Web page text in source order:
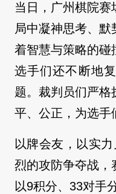
当日，广州棋院
局中凝神思考、
着智慧与策略的碰
选手们还不断地
题。裁判员们严格
平、公正，为选手
以牌会友，以实
烈的攻防争夺战，
以9积分、33对手